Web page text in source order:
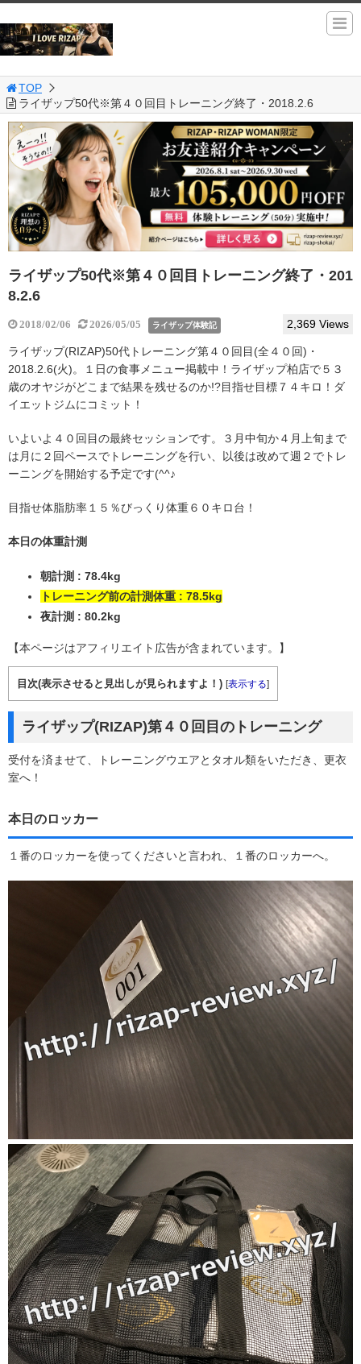
TOP
ライザップ50代※第４０回目トレーニング終了・2018.2.6
ライザップ50代※第４０回目トレーニング終了・201
8.2.6
2018/02/06 2026/05/05 ライザップ体験記 2,369 Views
ライザップ(RIZAP)50代トレーニング第４０回目(全４０回)・
2018.2.6(火)。１日の食事メニュー掲載中！ライザップ柏店で５３
歳のオヤジがどこまで結果を残せるのか!?目指せ目標７４キロ！ダ
イエットジムにコミット！
いよいよ４０回目の最終セッションです。３月中旬か４月上旬まで
は月に２回ペースでトレーニングを行い、以後は改めて週２でトレ
ーニングを開始する予定です(^^♪
目指せ体脂肪率１５％びっくり体重６０キロ台！
本日の体重計測
朝計測 : 78.4kg
トレーニング前の計測体重 : 78.5kg
夜計測 : 80.2kg
【本ページはアフィリエイト広告が含まれています。】
目次(表示させると見出しが見られますよ！) [表示する]
ライザップ(RIZAP)第４０回目のトレーニング
受付を済ませて、トレーニングウエアとタオル類をいただき、更衣
室へ！
本日のロッカー
１番のロッカーを使ってくださいと言われ、１番のロッカーへ。